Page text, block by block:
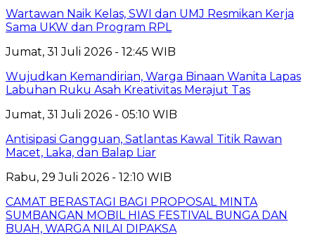
Wartawan Naik Kelas, SWI dan UMJ Resmikan Kerja
Sama UKW dan Program RPL
Jumat, 31 Juli 2026 - 12:45 WIB
Wujudkan Kemandirian, Warga Binaan Wanita Lapas
Labuhan Ruku Asah Kreativitas Merajut Tas
Jumat, 31 Juli 2026 - 05:10 WIB
Antisipasi Gangguan, Satlantas Kawal Titik Rawan
Macet, Laka, dan Balap Liar
Rabu, 29 Juli 2026 - 12:10 WIB
CAMAT BERASTAGI BAGI PROPOSAL MINTA
SUMBANGAN MOBIL HIAS FESTIVAL BUNGA DAN
BUAH, WARGA NILAI DIPAKSA